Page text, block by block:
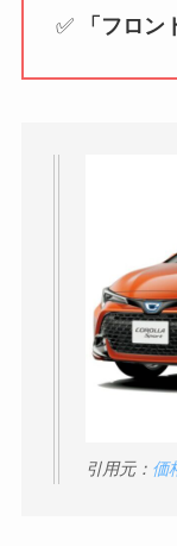
✅
「フロン
引用元： 価